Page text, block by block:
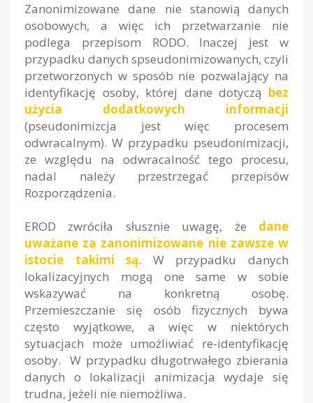
Zanonimizowane dane nie stanowią danych
osobowych, a więc ich przetwarzanie nie
podlega przepisom RODO. Inaczej jest w
przypadku danych spseudonimizowanych, czyli
przetworzonych w sposób nie pozwalający na
identyfikację osoby, której dane dotyczą bez
użycia dodatkowych informacji
(pseudonimizcja jest więc procesem
odwracalnym). W przypadku pseudonimizacji,
ze względu na odwracalność tego procesu,
nadal należy przestrzegać przepisów
Rozporządzenia.
EROD zwróciła słusznie uwagę, że dane
uważane za zanonimizowane nie zawsze w
istocie takimi są. W przypadku danych
lokalizacyjnych mogą one same w sobie
wskazywać na konkretną osobę.
Przemieszczanie się osób fizycznych bywa
często wyjątkowe, a więc w niektórych
sytuacjach może umożliwiać re-identyfikację
osoby. W przypadku długotrwałego zbierania
danych o lokalizacji animizacja wydaje się
trudna, jeżeli nie niemożliwa.